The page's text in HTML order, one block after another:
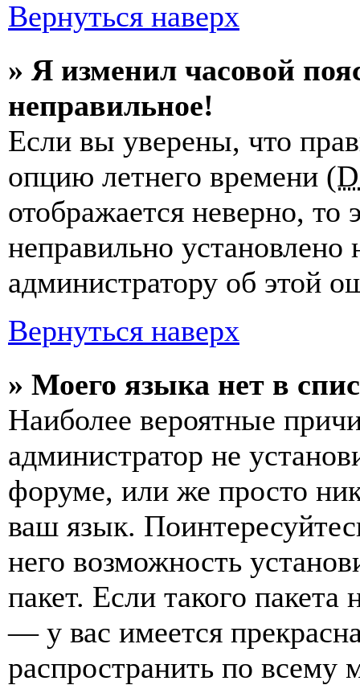
Вернуться наверх
» Я изменил часовой
неправильное!
Если вы уверены, что
опцию летнего времени (
отображается неверно, то
неправильно
администратору об этой
Вернуться наверх
» Моего языка нет в
Наиболее вероятные
администратор не
форуме, или же просто
ваш язык.
него возможность
пакет. Если такого пакета
— у вас имеется
распространить по